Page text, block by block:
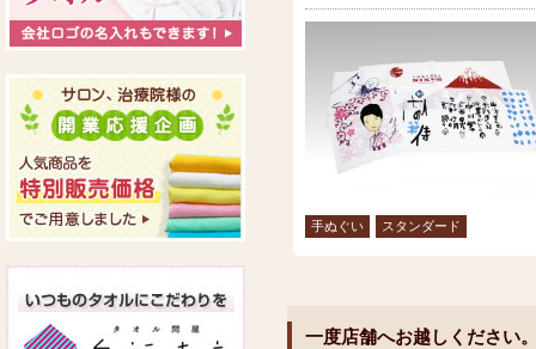
手ぬぐい スタンダード
一度店舗へお越しください